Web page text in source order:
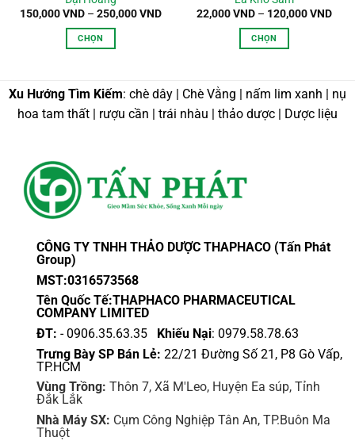
150,000VND – 250,000VNDKhoảng
CHỌN
này
có
nhiều
chọn
thể
chọn
trang
phẩm
22,000VND – 120,000VND
CHỌN
này
nhiều
thể
được
trang
phẩm
Xu Hướng Tìm Kiếm: chè dây | Chè Vằng | nấm lim xanh | nụ
hoa tam thất | rượu cần | trái nhàu | thảo dược | Dược liệu
CÔNG TY TNHH THẢO DƯỢC THAPHACO (Tấn Phát
Group)
MST:0316573568
Tên Quốc Tế:THAPHACO PHARMACEUTICAL
COMPANY LIMITED
ĐT: - 0906.35.63.35 Khiếu Nại: 0979.58.78.63
Trưng Bày SP Bán Lẻ: 22/21 Đường Số 21, P8 Gò Vấp,
TP.HCM
Vùng Trồng: Thôn 7, Xã M'Leo, Huyện Ea súp, Tỉnh
Đắk Lắk
Nhà Máy SX: Cụm Công Nghiệp Tân An, TP.Buôn Ma
Thuột